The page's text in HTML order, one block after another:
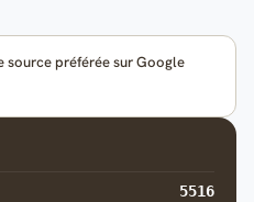
source préférée sur Google
5516